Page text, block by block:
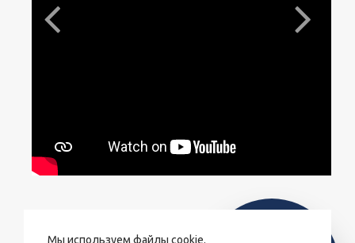
Мы используем файлы cookie.